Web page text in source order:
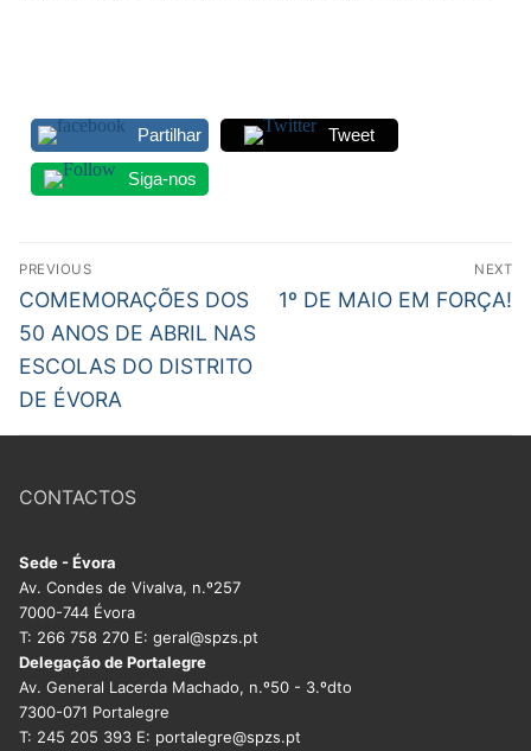
EDUCAÇÃO ESPECIAL
ENSINO SUPERIOR
PROFESSORES CONTRATADOS
DOCENTES APOSENTADOS
Contactos
Partilhar Tweet
Siga-nos
Navegação
de
artigos
PREVIOUS
Previous
post:
COMEMORAÇÕES DOS
50 ANOS DE ABRIL NAS
ESCOLAS DO DISTRITO
DE ÉVORA
NEXT
Next
1º DE MAIO EM FORÇA!
CONTACTOS
Sede - Évora
Av. Condes de Vivalva, n.º257
7000-744 Évora
T: 266 758 270 E: geral@spzs.pt
Delegação de Portalegre
Av. General Lacerda Machado, n.º50 - 3.ºdto
7300-071 Portalegre
T: 245 205 393 E: portalegre@spzs.pt